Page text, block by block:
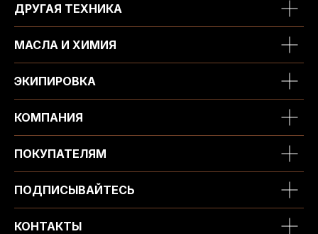
ДРУГАЯ ТЕХНИКА
МАСЛА И ХИМИЯ
ЭКИПИРОВКА
КОМПАНИЯ
ПОКУПАТЕЛЯМ
ПОДПИСЫВАЙТЕСЬ
КОНТАКТЫ